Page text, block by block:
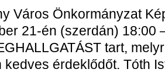
Város Önkormányzat
21-én (szerdán) 18:00
tart,
kedves érdeklődőt. Tóth